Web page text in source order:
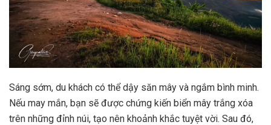
Sáng sớm, du khách có thể dậy săn mây và ngắm bình minh.
Nếu may mắn, bạn sẽ được chứng kiến biển mây trắng xóa
trên những đỉnh núi, tạo nên khoảnh khắc tuyệt vời. Sau đó,